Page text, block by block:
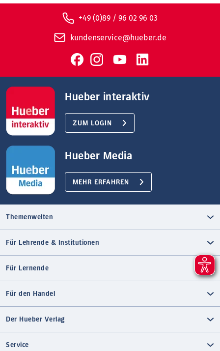
+49 (0)89 / 96 02 96 03
kundenservice@hueber.de
Hueber interaktiv
ZUM LOGIN
Hueber Media
MEHR ERFAHREN
Themenwelten
Für Lehrende & Institutionen
Für Lernende
Für den Handel
Der Hueber Verlag
Service